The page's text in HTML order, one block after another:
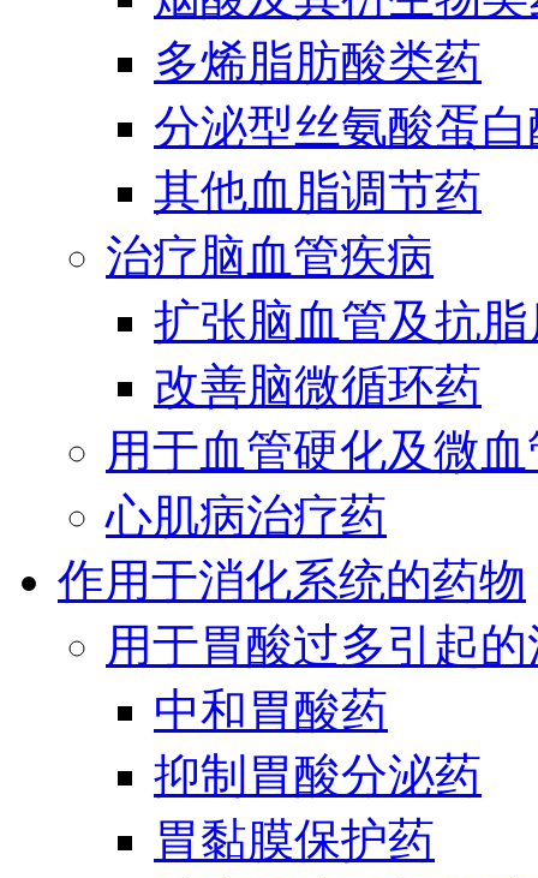
多烯脂肪酸类药
分泌型丝氨酸蛋
其他血脂调节药
治疗脑血管疾病
扩张脑血管及抗
改善脑微循环药
用于血管硬化及微
心肌病治疗药
作用于消化系统的药物
用于胃酸过多引起
中和胃酸药
抑制胃酸分泌药
胃黏膜保护药